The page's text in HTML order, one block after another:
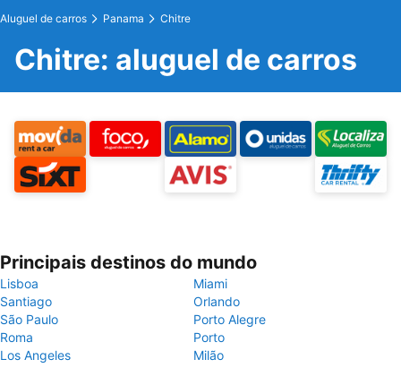
Aluguel de carros Panama Chitre
Chitre: aluguel de carros
Principais destinos do mundo
Lisboa
Miami
Santiago
Orlando
São Paulo
Porto Alegre
Roma
Porto
Los Angeles
Milão